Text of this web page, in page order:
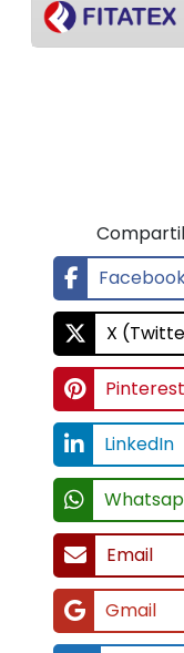
X
Pinterest
LinkedIn
Email
Gmail